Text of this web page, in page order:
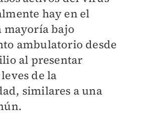
hay en el
mayoría bajo
ambulatorio desde
al presentar
de la
similares a una